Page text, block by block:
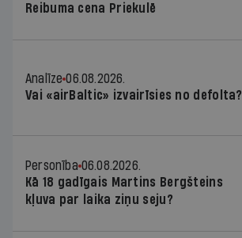
Reibuma cena Priekulē
Analīze 06.08.2026.
Vai «airBaltic» izvairīsies no defolta?
Personība 06.08.2026.
Kā 18 gadīgais Martins Bergšteins
kļuva par laika ziņu seju?